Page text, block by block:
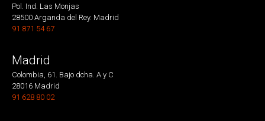
Pol. Ind. Las Monjas
28500 Arganda del Rey. Madrid
91 871 54 67
Madrid
Colombia, 61. Bajo dcha. A y C
28016 Madrid
91 628 80 02